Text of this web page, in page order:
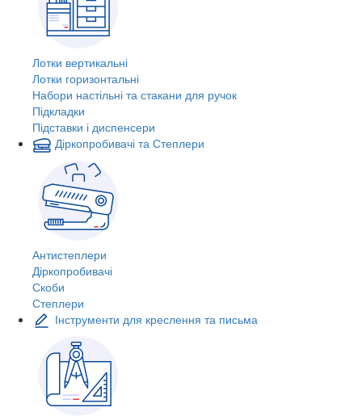
Лотки вертикальні
Лотки горизонтальні
Набори настільні та стакани для ручок
Підкладки
Підставки і диспенсери
Діркопробивачі та Степлери
Антистеплери
Діркопробивачі
Скоби
Степлери
Інструменти для креслення та письма